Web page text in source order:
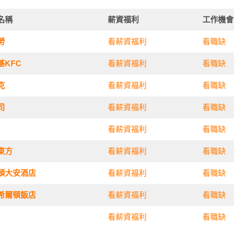
稱 薪資福利 工作機會
看薪資福利 看職缺
KFC 看薪資福利 看職缺
看薪資福利 看職缺
看薪資福利 看職缺
看薪資福利 看職缺
方 看薪資福利 看職缺
大安酒店 看薪資福利 看職缺
爾頓飯店 看薪資福利 看職缺
看薪資福利 看職缺